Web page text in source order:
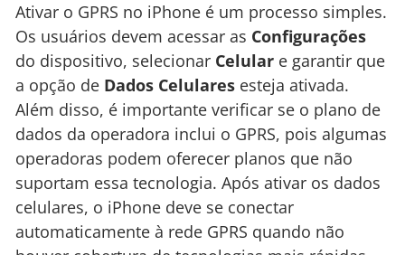
Ativar o GPRS no iPhone é um processo simples.
Os usuários devem acessar as Configurações
do dispositivo, selecionar Celular e garantir que
a opção de Dados Celulares esteja ativada.
Além disso, é importante verificar se o plano de
dados da operadora inclui o GPRS, pois algumas
operadoras podem oferecer planos que não
suportam essa tecnologia. Após ativar os dados
celulares, o iPhone deve se conectar
automaticamente à rede GPRS quando não